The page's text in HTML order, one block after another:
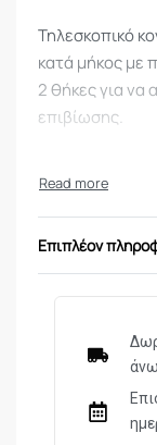
Τηλεσκοπικό
κατά μήκος με
2 θήκες για να
επιβίωσης.
Επιπλέον